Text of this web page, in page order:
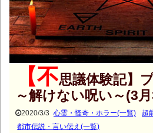
【不思議体験記】
～解けない呪い～(3
2020/3/3 心霊・怪奇・ホラー(一覧)
超
都市伝説・言い伝え(一覧)